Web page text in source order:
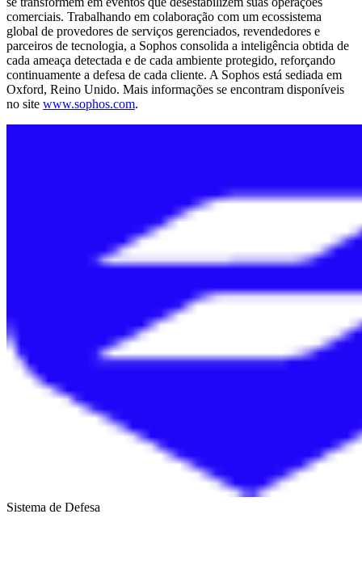
comerciais. Trabalhando em colaboração com um ecossistema
global de provedores de serviços gerenciados, revendedores e
parceiros de tecnologia, a Sophos consolida a inteligência obtida de
cada ameaça detectada e de cada ambiente protegido, reforçando
continuamente a defesa de cada cliente. A Sophos está sediada em
Oxford, Reino Unido. Mais informações se encontram disponíveis
no site www.sophos.com.
Sistema de Defesa